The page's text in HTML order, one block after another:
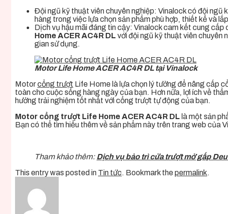
Đội ngũ kỹ thuật viên chuyên nghiệp: Vinalock có đội
hàng trong việc lựa chọn sản phẩm phù hợp, thiết kế và
Dịch vụ hậu mãi đáng tin cậy: Vinalock cam kết cung
Home ACER AC4R DL với đội ngũ kỹ thuật viên chuyên
gian sử dụng.
Motor Life Home ACER AC4R DL tại Vinalock
Motorcổng trượt Life Home là lựa chọn lý tưởng để nâng cấp
toàn cho cuộc sống hàng ngày của bạn. Hơn nữa, lợi ích về
hưởng trải nghiệm tốt nhất với cổng trượt tự động của bạn.
Motor cổng trượt Life Home ACER AC4R DL là một sản
Bạn có thể tìm hiểu thêm về sản phẩm này trên trang web của
Tham khảo thêm: Dịch vụ bảo trì cửa trượt mở gấp
This entry was posted in Tin tức. Bookmark thepermalink.